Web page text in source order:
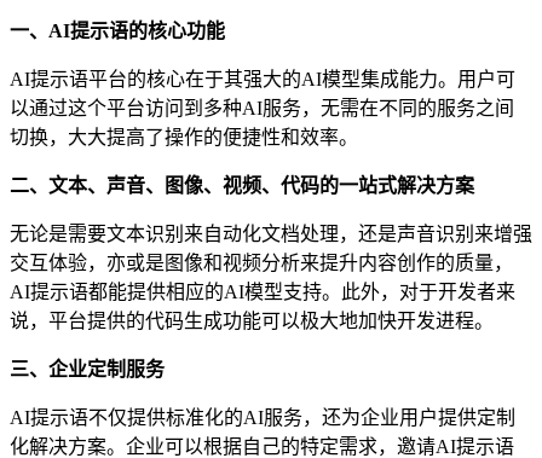
一、AI提示语的核心功能
AI提示语平台的核心在于其强大的AI模型集成能力。用户可
以通过这个平台访问到多种AI服务，无需在不同的服务之间
切换，大大提高了操作的便捷性和效率。
二、文本、声音、图像、视频、代码的一站式解决方案
无论是需要文本识别来自动化文档处理，还是声音识别来增强
交互体验，亦或是图像和视频分析来提升内容创作的质量，
AI提示语都能提供相应的AI模型支持。此外，对于开发者来
说，平台提供的代码生成功能可以极大地加快开发进程。
三、企业定制服务
AI提示语不仅提供标准化的AI服务，还为企业用户提供定制
化解决方案。企业可以根据自己的特定需求，邀请AI提示语